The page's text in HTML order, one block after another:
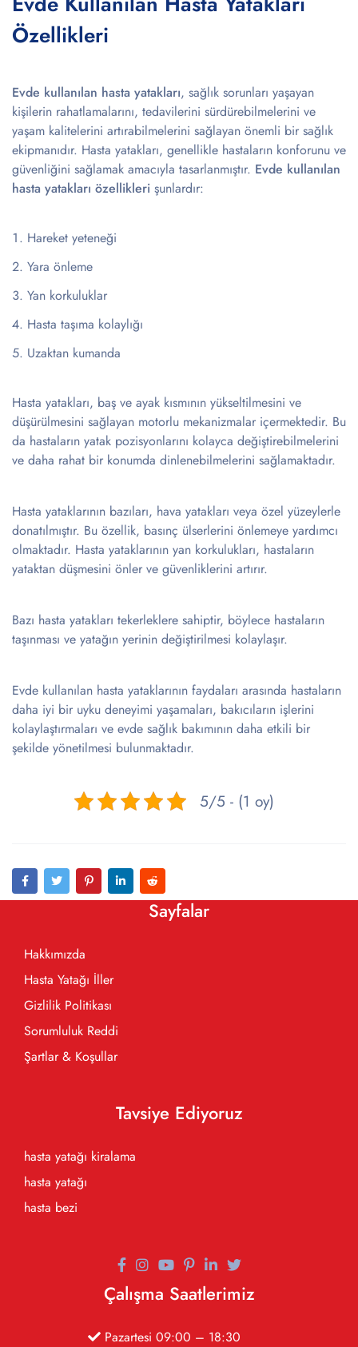
Özellikleri
Evde kullanılan hasta yatakları, sağlık sorunları yaşayan
kişilerin rahatlamalarını, tedavilerini sürdürebilmelerini ve
yaşam kalitelerini artırabilmelerini sağlayan önemli bir sağlık
ekipmanıdır. Hasta yatakları, genellikle hastaların konforunu ve
güvenliğini sağlamak amacıyla tasarlanmıştır. Evde kullanılan
hasta yatakları özellikleri şunlardır:
Hareket yeteneği
Yara önleme
Yan korkuluklar
Hasta taşıma kolaylığı
Uzaktan kumanda
Hasta yatakları, baş ve ayak kısmının yükseltilmesini ve
düşürülmesini sağlayan motorlu mekanizmalar içermektedir. Bu
da hastaların yatak pozisyonlarını kolayca değiştirebilmelerini
ve daha rahat bir konumda dinlenebilmelerini sağlamaktadır.
Hasta yataklarının bazıları, hava yatakları veya özel yüzeylerle
donatılmıştır. Bu özellik, basınç ülserlerini önlemeye yardımcı
olmaktadır. Hasta yataklarının yan korkulukları, hastaların
yataktan düşmesini önler ve güvenliklerini artırır.
Bazı hasta yatakları tekerleklere sahiptir, böylece hastaların
taşınması ve yatağın yerinin değiştirilmesi kolaylaşır.
Evde kullanılan hasta yataklarının faydaları arasında hastaların
daha iyi bir uyku deneyimi yaşamaları, bakıcıların işlerini
kolaylaştırmaları ve evde sağlık bakımının daha etkili bir
şekilde yönetilmesi bulunmaktadır.
5/5 - (1 oy)
Sayfalar
Hakkımızda
Hasta Yatağı İller
Gizlilik Politikası
Sorumluluk Reddi
Şartlar & Koşullar
Tavsiye Ediyoruz
hasta yatağı kiralama
hasta yatağı
hasta bezi
Çalışma Saatlerimiz
Pazartesi 09:00 – 18:30